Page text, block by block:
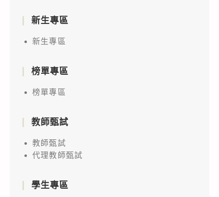
新生專區
新生專區
榜單專區
榜單專區
教師甄試
教師甄試
代理教師甄試
學生專區